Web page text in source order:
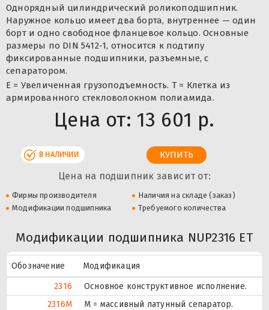
Однорядный цилиндрический роликоподшипник.
Наружное кольцо имеет два борта, внутреннее — один
борт и одно свободное фланцевое кольцо. Основные
размеры по DIN 5412-1, относится к подтипу
фиксированные подшипники, разъемные, с
сепаратором.
E = Увеличенная грузоподъемность. T = Клетка из
армированного стекловолокном полиамида.
Цена от: 13 601 р.
В НАЛИЧИИ
Цена на подшипник зависит от:
Фирмы производителя
Наличия на складе (заказ)
Модификации подшипника
Требуемого количества
Модификации подшипника NUP2316 ET
Обозначение
Модификация
2316
Основное конструктивное исполнение.
2316M
M = массивный латунный сепаратор.